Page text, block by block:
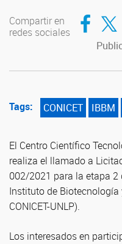
Compartir en
redes sociales
Compartir
Tags: CONICET IBBM
El Centro Científico
realiza el llamado a
002/2021 para la etapa
Instituto de
CONICET-UNLP).
Los interesados en